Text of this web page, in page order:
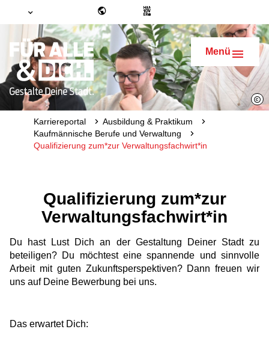
Menü
Karriereportal
Ausbildung & Praktikum
Kaufmännische Berufe und Verwaltung
Qualifizierung zum*zur Verwaltungsfachwirt*in
Qualifizierung zum*zur
Verwaltungsfachwirt*in
Du hast Lust Dich an der Gestaltung Deiner Stadt zu
beteiligen? Du möchtest eine spannende und sinnvolle
Arbeit mit guten Zukunftsperspektiven? Dann freuen wir
uns auf Deine Bewerbung bei uns.
Das erwartet Dich: